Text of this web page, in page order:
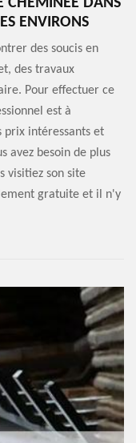
CHEMINÉE DANS
ENVIRONS
des soucis en
des travaux
Pour effectuer ce
est à
prix intéressants et
avez besoin de plus
visitiez son site
gratuite et il n'y